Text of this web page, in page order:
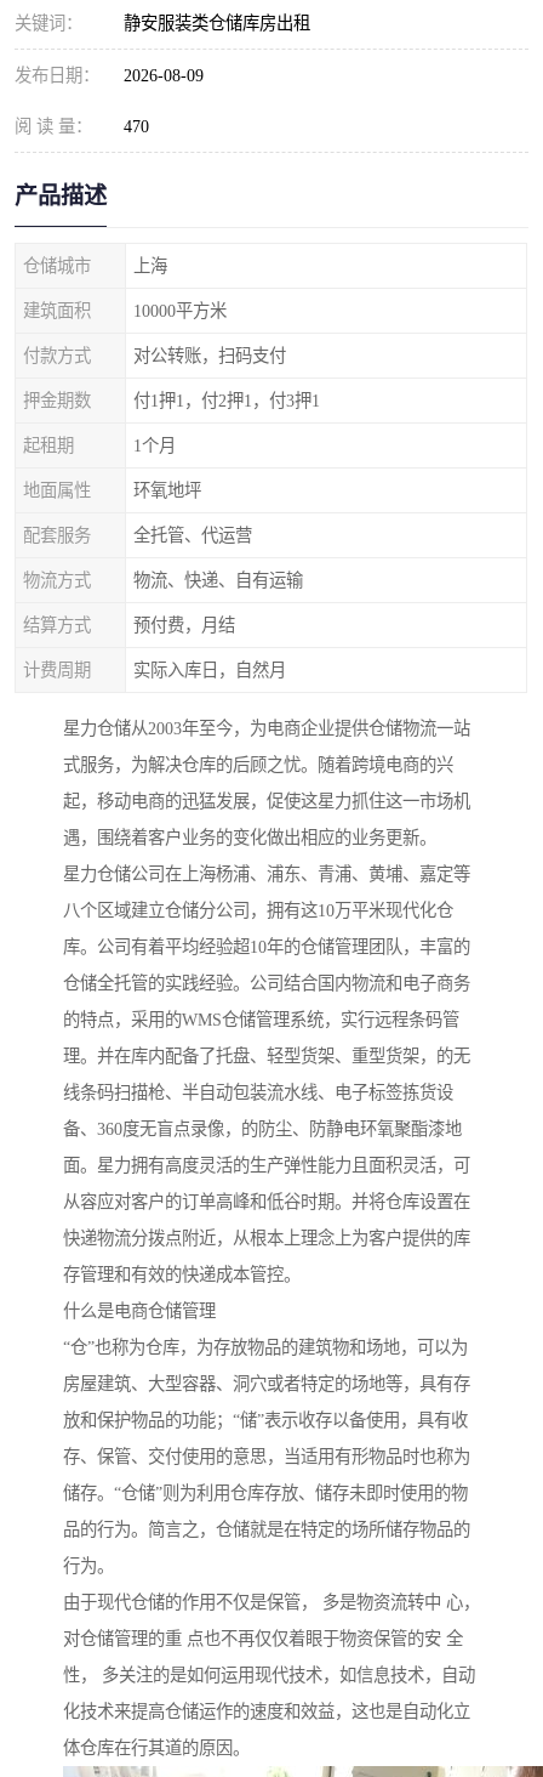
关键词： 静安服装类仓储库房出租
发布日期： 2026-08-09
阅 读 量： 470
产品描述
仓储城市 上海
建筑面积 10000平方米
付款方式 对公转账，扫码支付
押金期数 付1押1，付2押1，付3押1
起租期 1个月
地面属性 环氧地坪
配套服务 全托管、代运营
物流方式 物流、快递、自有运输
结算方式 预付费，月结
计费周期 实际入库日，自然月
星力仓储从2003年至今，为电商企业提供仓储物流一站
式服务，为解决仓库的后顾之忧。随着跨境电商的兴
起，移动电商的迅猛发展，促使这星力抓住这一市场机
遇，围绕着客户业务的变化做出相应的业务更新。
星力仓储公司在上海杨浦、浦东、青浦、黄埔、嘉定等
八个区域建立仓储分公司，拥有这10万平米现代化仓
库。公司有着平均经验超10年的仓储管理团队，丰富的
仓储全托管的实践经验。公司结合国内物流和电子商务
的特点，采用的WMS仓储管理系统，实行远程条码管
理。并在库内配备了托盘、轻型货架、重型货架，的无
线条码扫描枪、半自动包装流水线、电子标签拣货设
备、360度无盲点录像，的防尘、防静电环氧聚酯漆地
面。星力拥有高度灵活的生产弹性能力且面积灵活，可
从容应对客户的订单高峰和低谷时期。并将仓库设置在
快递物流分拨点附近，从根本上理念上为客户提供的库
存管理和有效的快递成本管控。
什么是电商仓储管理
“仓”也称为仓库，为存放物品的建筑物和场地，可以为
房屋建筑、大型容器、洞穴或者特定的场地等，具有存
放和保护物品的功能；“储”表示收存以备使用，具有收
存、保管、交付使用的意思，当适用有形物品时也称为
储存。“仓储”则为利用仓库存放、储存未即时使用的物
品的行为。简言之，仓储就是在特定的场所储存物品的
行为。
由于现代仓储的作用不仅是保管， 多是物资流转中 心，
对仓储管理的重 点也不再仅仅着眼于物资保管的安 全
性， 多关注的是如何运用现代技术，如信息技术，自动
化技术来提高仓储运作的速度和效益，这也是自动化立
体仓库在行其道的原因。